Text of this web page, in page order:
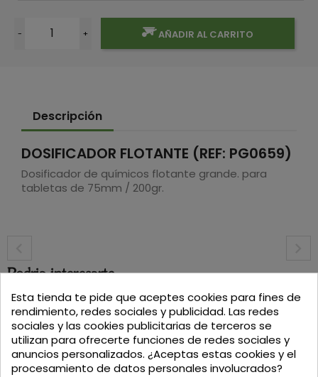
- + AÑADIR AL CARRITO
Descripción
DOSIFICADOR FLOTANTE (REF: PG0659)
Dosificador de químicos flotante grande. para
tabletas de 75mm / 200gr.
Podria interesarte
Esta tienda te pide que aceptes cookies para fines de
rendimiento, redes sociales y publicidad. Las redes
sociales y las cookies publicitarias de terceros se
utilizan para ofrecerte funciones de redes sociales y
anuncios personalizados. ¿Aceptas estas cookies y el
procesamiento de datos personales involucrados?